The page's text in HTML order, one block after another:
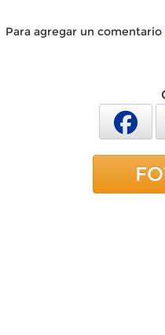
Para agregar un comentario